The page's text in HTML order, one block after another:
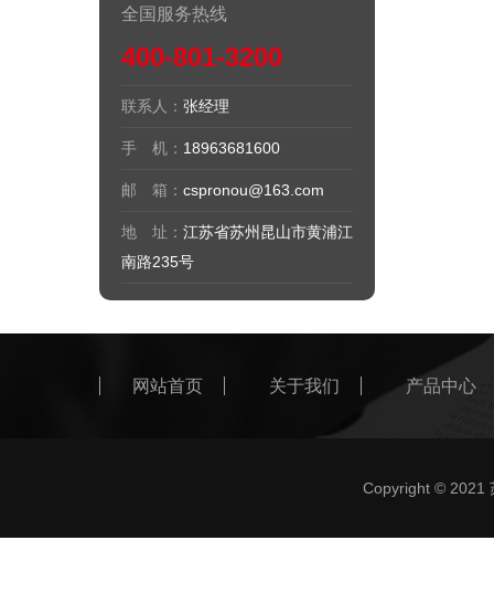
全国服务热线
400-801-3200
联系人： 张经理
手 机： 18963681600
邮 箱： cspronou@163.com
地 址： 江苏省苏州昆山市黄浦江
南路235号
网站首页 关于我们 产品中心
Copyright © 2021